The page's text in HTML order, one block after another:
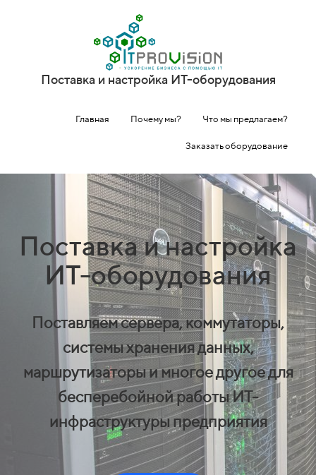
Поставка и настройка ИТ-оборудования
Главная Почему мы? Что мы предлагаем?
Заказать оборудование
Поставка и настройка
ИТ-оборудования
Поставляем сервера, коммутаторы,
системы хранения данных,
маршрутизаторы и многое другое для
бесперебойной работы ИТ-
инфраструктуры предприятия